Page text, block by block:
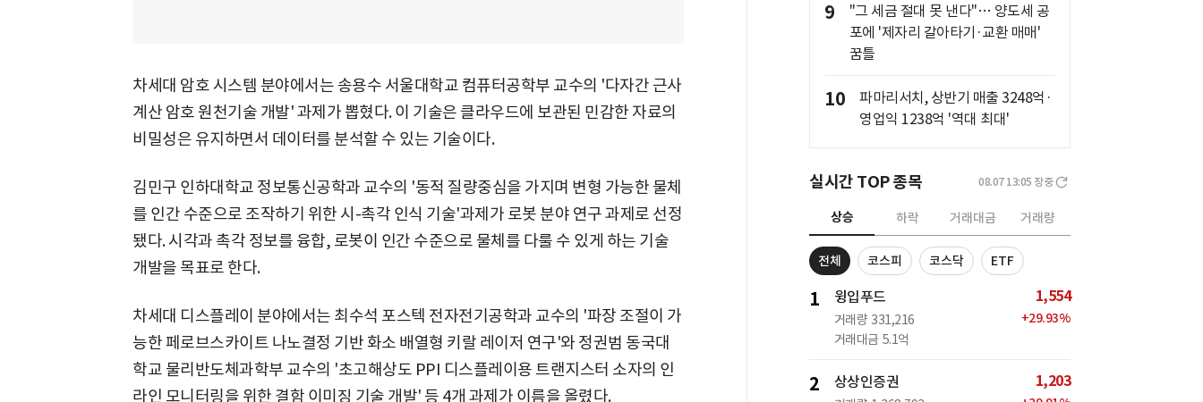
차세대 암호 시스템 분야에서는 송용수 서울대학교 컴퓨터공학부 교수의 '다자간 근사
계산 암호 원천기술 개발' 과제가 뽑혔다. 이 기술은 클라우드에 보관된 민감한 자료의
비밀성은 유지하면서 데이터를 분석할 수 있는 기술이다.
김민구 인하대학교 정보통신공학과 교수의 '동적 질량중심을 가지며 변형 가능한 물체
를 인간 수준으로 조작하기 위한 시-촉각 인식 기술'과제가 로봇 분야 연구 과제로 선정
됐다. 시각과 촉각 정보를 융합, 로봇이 인간 수준으로 물체를 다룰 수 있게 하는 기술
개발을 목표로 한다.
차세대 디스플레이 분야에서는 최수석 포스텍 전자전기공학과 교수의 '파장 조절이 가
능한 페로브스카이트 나노결정 기반 화소 배열형 키랄 레이저 연구'와 정권범 동국대
학교 물리반도체과학부 교수의 '초고해상도 PPI 디스플레이용 트랜지스터 소자의 인
라인 모니터링을 위한 결함 이미징 기술 개발' 등 4개 과제가 이름을 올렸다.
9
"그 세금 절대 못 낸다"… 양도세 공
포에 '제자리 갈아타기·교환 매매'
꿈틀
10
파마리서치, 상반기 매출 3248억·
영업익 1238억 '역대 최대'
실시간 TOP 종목 08.07 13:05 장중
상승 하락 거래대금 거래량
전체 코스피 코스닥 ETF
1 윙입푸드
거래량 331,216
거래대금 5.1억
1,554
+29.93%
2 상상인증권 1,203